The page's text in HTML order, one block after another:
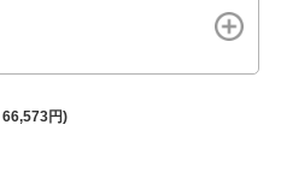
66,573円)